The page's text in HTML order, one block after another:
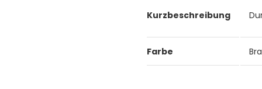
Kurzbeschreibung
Farbe